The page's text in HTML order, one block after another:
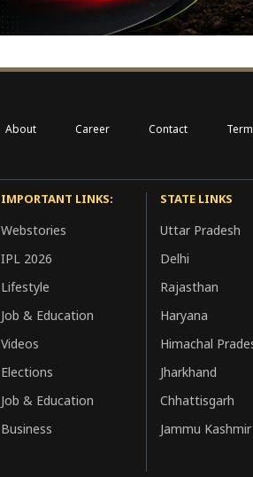
About Career Contact
IMPORTANT LINKS:
Webstories
IPL 2026
Lifestyle
Job & Education
Videos
Elections
Job & Education
Business
STATE LINKS
Uttar Pradesh
Delhi
Rajasthan
Haryana
Himachal
Jharkhand
Chhattisgarh
Jammu Kashmir